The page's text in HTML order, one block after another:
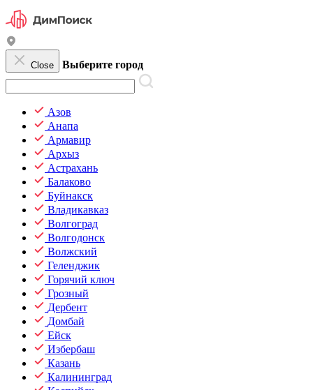
Close Выберите город
Азов
Анапа
Армавир
Архыз
Астрахань
Балаково
Буйнакск
Владикавказ
Волгоград
Волгодонск
Волжский
Геленджик
Горячий ключ
Грозный
Дербент
Домбай
Ейск
Избербаш
Казань
Калининград